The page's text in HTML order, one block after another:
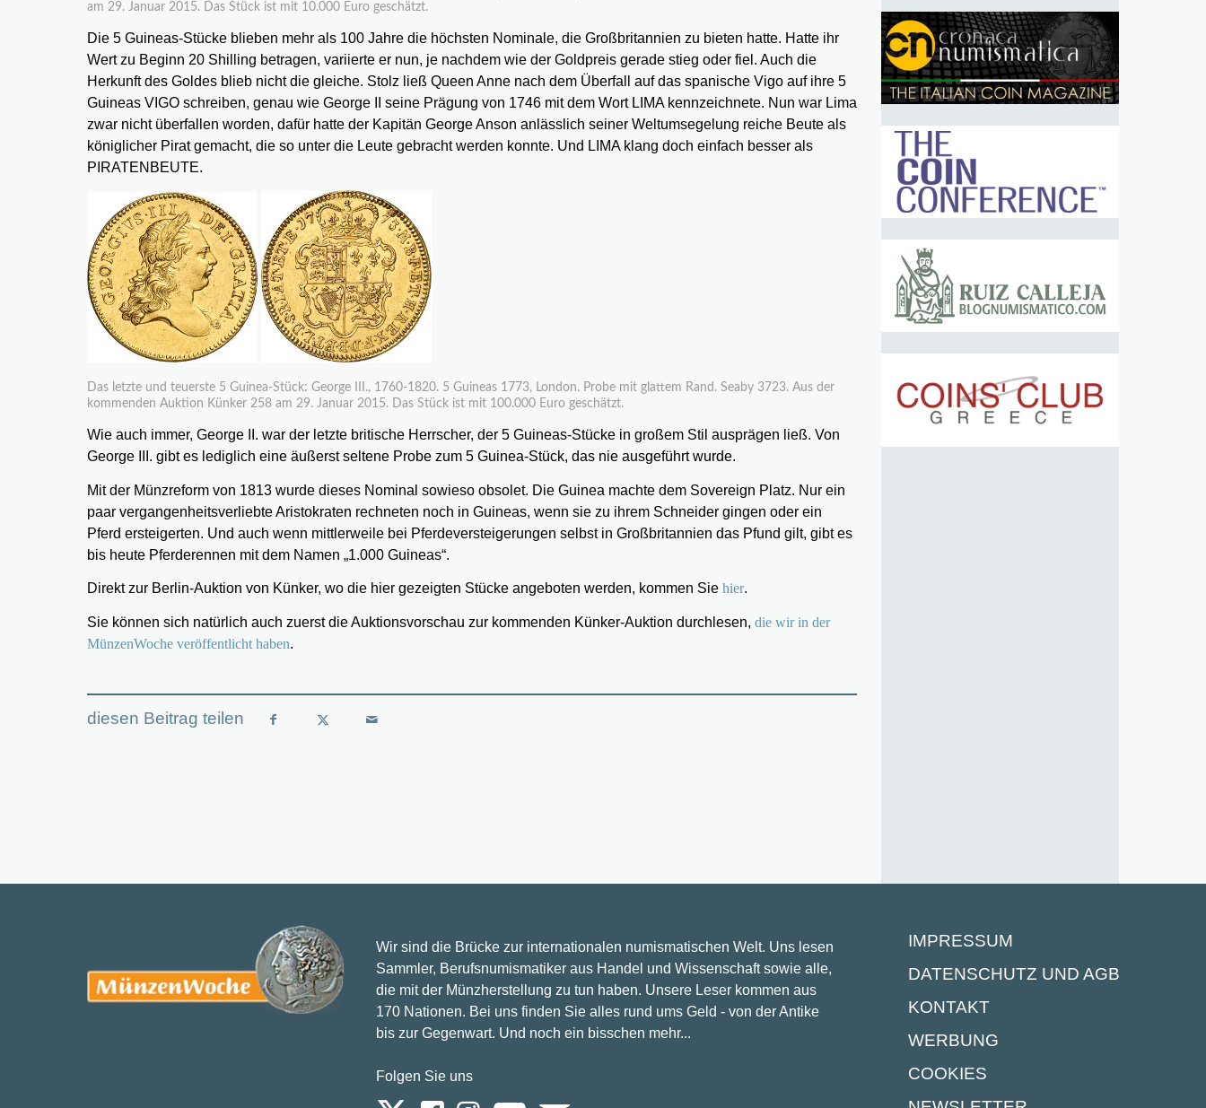
am 29. Januar 2015. Das Stück ist mit 10.000 Euro geschätzt.
Die 5 Guineas-Stücke blieben mehr als 100 Jahre die höchsten Nominale, die Großbritannien zu bieten hatte. Hatte ihr
Wert zu Beginn 20 Shilling betragen, variierte er nun, je nachdem wie der Goldpreis gerade stieg oder fiel. Auch die
Herkunft des Goldes blieb nicht die gleiche. Stolz ließ Queen Anne nach dem Überfall auf das spanische Vigo auf ihre 5
Guineas VIGO schreiben, genau wie George II seine Prägung von 1746 mit dem Wort LIMA kennzeichnete. Nun war Lima
zwar nicht überfallen worden, dafür hatte der Kapitän George Anson anlässlich seiner Weltumsegelung reiche Beute als
königlicher Pirat gemacht, die so unter die Leute gebracht werden konnte. Und LIMA klang doch einfach besser als
PIRATENBEUTE.
Das letzte und teuerste 5 Guinea-Stück: George III., 1760-1820. 5 Guineas 1773, London. Probe mit glattem Rand. Seaby 3723. Aus der
kommenden Auktion Künker 258 am 29. Januar 2015. Das Stück ist mit 100.000 Euro geschätzt.
Wie auch immer, George II. war der letzte britische Herrscher, der 5 Guineas-Stücke in großem Stil ausprägen ließ. Von
George III. gibt es lediglich eine äußerst seltene Probe zum 5 Guinea-Stück, das nie ausgeführt wurde.
Mit der Münzreform von 1813 wurde dieses Nominal sowieso obsolet. Die Guinea machte dem Sovereign Platz. Nur ein
paar vergangenheitsverliebte Aristokraten rechneten noch in Guineas, wenn sie zu ihrem Schneider gingen oder ein
Pferd ersteigerten. Und auch wenn mittlerweile bei Pferdeversteigerungen selbst in Großbritannien das Pfund gilt, gibt es
bis heute Pferderennen mit dem Namen „1.000 Guineas“.
Direkt zur Berlin-Auktion von Künker, wo die hier gezeigten Stücke angeboten werden, kommen Sie hier.
Sie können sich natürlich auch zuerst die Auktionsvorschau zur kommenden Künker-Auktion durchlesen, die wir in der
MünzenWoche veröffentlicht haben.
Wir sind die Brücke zur internationalen numismatischen Welt. Uns lesen
Sammler, Berufsnumismatiker aus Handel und Wissenschaft sowie alle,
die mit der Münzherstellung zu tun haben. Unsere Leser kommen aus
170 Nationen. Bei uns finden Sie alles rund ums Geld - von der Antike
bis zur Gegenwart. Und noch ein bisschen mehr...
Folgen Sie uns
IMPRESSUM
DATENSCHUTZ UND AGB
KONTAKT
WERBUNG
COOKIES